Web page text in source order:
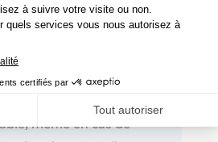
et confortable.
souple en silicone offre
même en cas de